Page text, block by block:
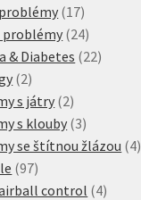
produktů
1717
produktů
problémy 2424
produktů
& Diabetes 2222
22
produkty
s játry 22
produkty
s klouby 33
produkty
se štítnou žlázou 44
9797
produktů
control 44